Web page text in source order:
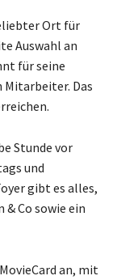
Ort für
Auswahl an
für seine
Das
Stunde vor
und
gibt es alles,
& Co sowie ein
an, mit